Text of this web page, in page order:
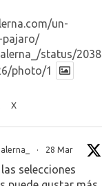
un-
pajaro/
status/2038
photo/1
X
· 28 Mar
selecciones